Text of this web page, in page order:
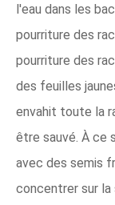
l'eau dans les
pourriture des
pourriture des
des feuilles
envahit toute la
être sauvé. À ce
avec des semis
concentrer sur la